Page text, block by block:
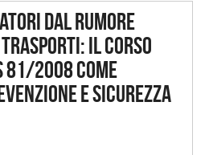
dal rumore
trasporti: il corso
2008 come
e sicurezza